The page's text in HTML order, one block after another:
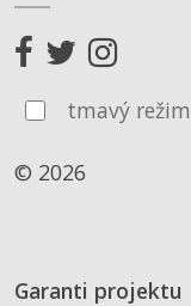
tmavý režim
© 2026
Garanti projektu